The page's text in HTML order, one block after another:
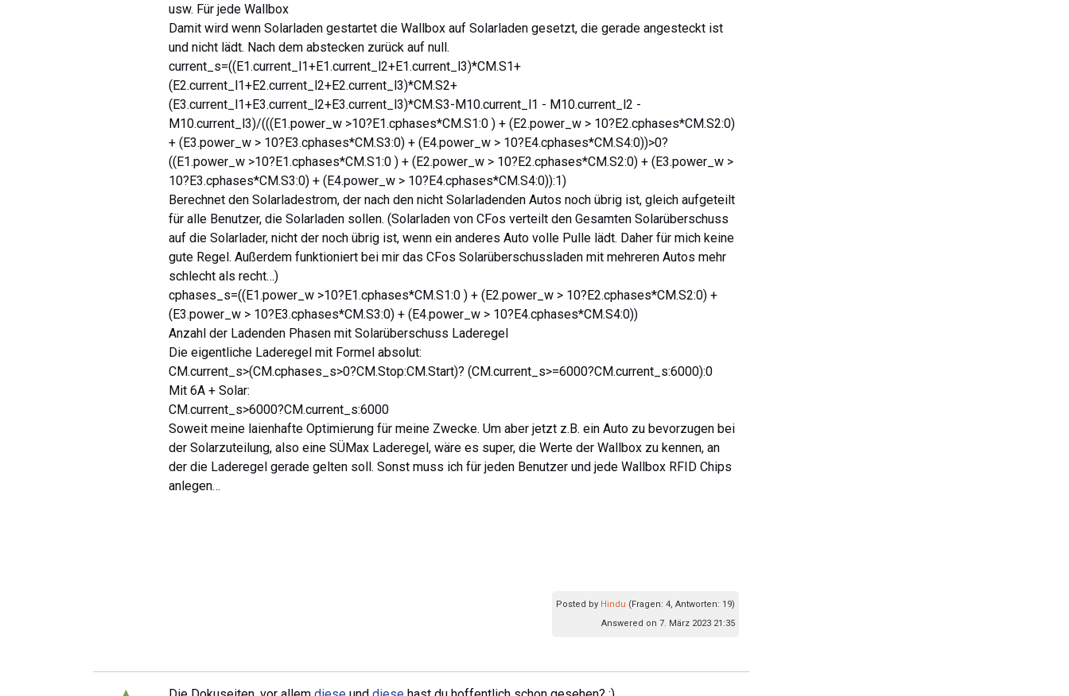
usw. Für jede Wallbox
Damit wird wenn Solarladen gestartet die Wallbox auf Solarladen gesetzt, die gerade angesteckt ist
und nicht lädt. Nach dem abstecken zurück auf null.
current_s=((E1.current_l1+E1.current_l2+E1.current_l3)*CM.S1+
(E2.current_l1+E2.current_l2+E2.current_l3)*CM.S2+
(E3.current_l1+E3.current_l2+E3.current_l3)*CM.S3-M10.current_l1 - M10.current_l2 -
M10.current_l3)/(((E1.power_w >10?E1.cphases*CM.S1:0 ) + (E2.power_w > 10?E2.cphases*CM.S2:0)
+ (E3.power_w > 10?E3.cphases*CM.S3:0) + (E4.power_w > 10?E4.cphases*CM.S4:0))>0?
((E1.power_w >10?E1.cphases*CM.S1:0 ) + (E2.power_w > 10?E2.cphases*CM.S2:0) + (E3.power_w >
10?E3.cphases*CM.S3:0) + (E4.power_w > 10?E4.cphases*CM.S4:0)):1)
Berechnet den Solarladestrom, der nach den nicht Solarladenden Autos noch übrig ist, gleich aufgeteilt
für alle Benutzer, die Solarladen sollen. (Solarladen von CFos verteilt den Gesamten Solarüberschuss
auf die Solarlader, nicht der noch übrig ist, wenn ein anderes Auto volle Pulle lädt. Daher für mich keine
gute Regel. Außerdem funktioniert bei mir das CFos Solarüberschussladen mit mehreren Autos mehr
schlecht als recht…)
cphases_s=((E1.power_w >10?E1.cphases*CM.S1:0 ) + (E2.power_w > 10?E2.cphases*CM.S2:0) +
(E3.power_w > 10?E3.cphases*CM.S3:0) + (E4.power_w > 10?E4.cphases*CM.S4:0))
Anzahl der Ladenden Phasen mit Solarüberschuss Laderegel
Die eigentliche Laderegel mit Formel absolut:
CM.current_s>(CM.cphases_s>0?CM.Stop:CM.Start)? (CM.current_s>=6000?CM.current_s:6000):0
Mit 6A + Solar:
CM.current_s>6000?CM.current_s:6000
Soweit meine laienhafte Optimierung für meine Zwecke. Um aber jetzt z.B. ein Auto zu bevorzugen bei
der Solarzuteilung, also eine SÜMax Laderegel, wäre es super, die Werte der Wallbox zu kennen, an
der die Laderegel gerade gelten soll. Sonst muss ich für jeden Benutzer und jede Wallbox RFID Chips
anlegen…
Posted by Hindu (Fragen: 4, Antworten: 19)
Answered on 7. März 2023 21:35